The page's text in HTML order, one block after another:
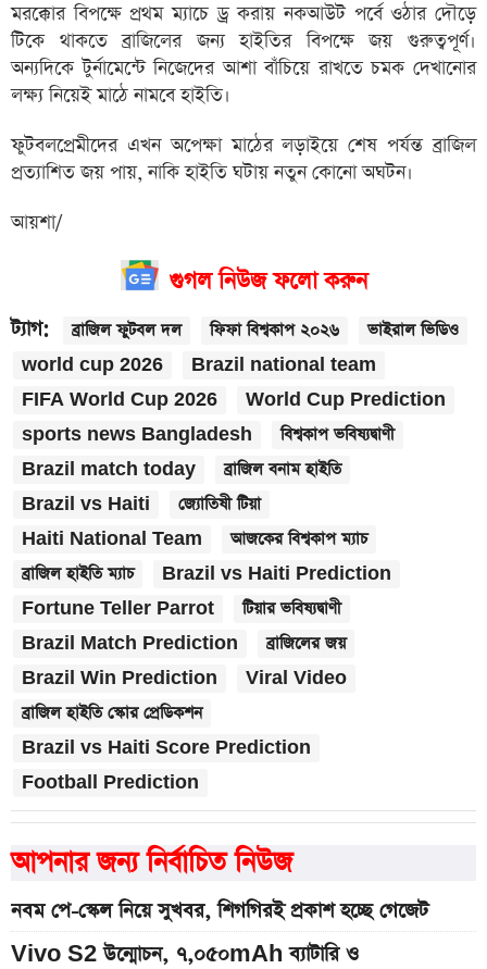
মরক্কোর বিপক্ষে প্রথম ম্যাচে ড্র করায় নকআউট পর্বে ওঠার দৌড়ে
টিকে থাকতে ব্রাজিলের জন্য হাইতির বিপক্ষে জয় গুরুত্বপূর্ণ।
অন্যদিকে টুর্নামেন্টে নিজেদের আশা বাঁচিয়ে রাখতে চমক দেখানোর
লক্ষ্য নিয়েই মাঠে নামবে হাইতি।
ফুটবলপ্রেমীদের এখন অপেক্ষা মাঠের লড়াইয়ে শেষ পর্যন্ত ব্রাজিল
প্রত্যাশিত জয় পায়, নাকি হাইতি ঘটায় নতুন কোনো অঘটন।
আয়শা/
গুগল নিউজ ফলো করুন
ট্যাগ: ব্রাজিল ফুটবল দল ফিফা বিশ্বকাপ ২০২৬
ভাইরাল ভিডিও
world cup 2026
Brazil national team
FIFA World Cup 2026
World Cup Prediction
sports news Bangladesh
বিশ্বকাপ ভবিষ্যদ্বাণী
Brazil match today
ব্রাজিল বনাম হাইতি
Brazil vs Haiti
জ্যোতিষী টিয়া
Haiti National Team
আজকের বিশ্বকাপ ম্যাচ
ব্রাজিল হাইতি ম্যাচ
Brazil vs Haiti Prediction
Fortune Teller Parrot
টিয়ার ভবিষ্যদ্বাণী
Brazil Match Prediction
ব্রাজিলের জয়
Brazil Win Prediction
Viral Video
ব্রাজিল হাইতি স্কোর প্রেডিকশন
Brazil vs Haiti Score Prediction
Football Prediction
আপনার জন্য নির্বাচিত নিউজ
নবম পে-স্কেল নিয়ে সুখবর, শিগগিরই প্রকাশ হচ্ছে গেজেট
Vivo S2 উন্মোচন, ৭,০৫০mAh ব্যাটারি ও